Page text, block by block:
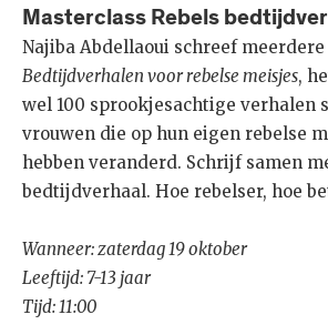
Masterclass Rebels
Najiba Abdellaoui schreef
Bedtijdverhalen voor rebelse meisjes,
wel 100 sprookjesachtige verhalen
vrouwen die op hun eigen rebelse
hebben veranderd. Schrijf samen
bedtijdverhaal. Hoe rebelser, hoe
Wanneer: zaterdag 19 oktober
Leeftijd: 7-13 jaar
Tijd: 11:00